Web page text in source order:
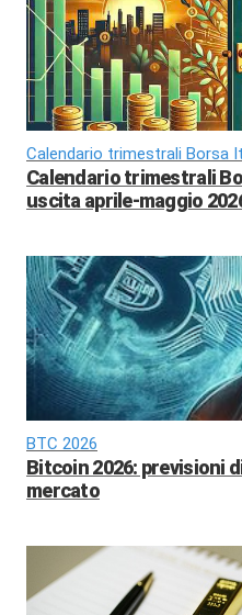
Calendario trimestrali Borsa
Calendario trimestrali
uscita aprile-maggio
BTC 2026
Bitcoin 2026: previsioni
mercato